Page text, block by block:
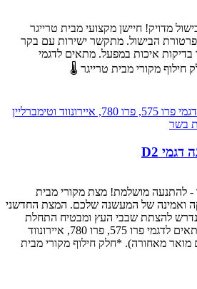
מדויק! חיישן מקצועי מבית טרייגר
הבישול. מתקשר ישירות עם בקר
איכות במפעל. מתאים לדגמי
חילוף מקורי מבית טרייגר 🌡️
מצת מקורי מבית
ואמינה של המעשנה שלכם. המצת החדשני
להצתת שבבי העץ ומבטיח התחלת
מתאים לדגמי פרו 575, פרו 780, איירונווד
מואר מאחורה). *חלק חילוף מקורי מבית